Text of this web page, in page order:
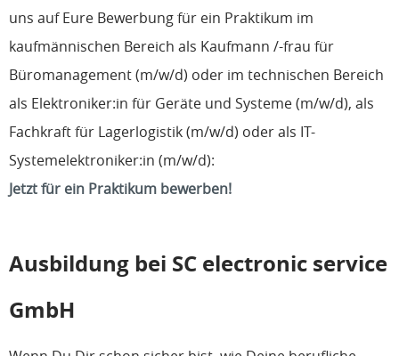
uns auf Eure Bewerbung für ein Praktikum im
kaufmännischen Bereich als Kaufmann /-frau für
Büromanagement (m/w/d) oder im technischen Bereich
als Elektroniker:in für Geräte und Systeme (m/w/d), als
Fachkraft für Lagerlogistik (m/w/d) oder als IT-
Systemelektroniker:in (m/w/d):
Jetzt für ein Praktikum bewerben!
Ausbildung bei SC electronic service
GmbH